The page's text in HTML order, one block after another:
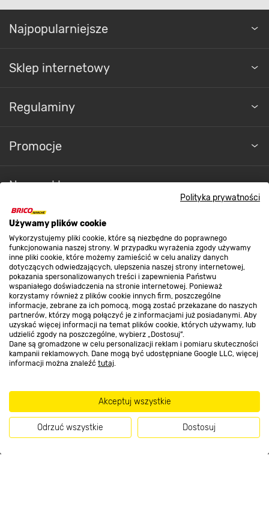
Polityka prywatności
Używamy plików cookie
Wykorzystujemy pliki cookie, które są niezbędne do poprawnego
funkcjonowania naszej strony. W przypadku wyrażenia zgody używamy
inne pliki cookie, które możemy zamieścić w celu analizy danych
dotyczących odwiedzających, ulepszenia naszej strony internetowej,
pokazania spersonalizowanych treści i zapewnienia Państwu
wspaniałego doświadczenia na stronie internetowej. Ponieważ
korzystamy również z plików cookie innych firm, poszczególne
informacje, zebrane za ich pomocą, mogą zostać przekazane do naszych
partnerów, którzy mogą połączyć je z informacjami już posiadanymi. Aby
uzyskać więcej informacji na temat plików cookie, których używamy, lub
udzielić zgody na poszczególne, wybierz „Dostosuj”.
Dane są gromadzone w celu personalizacji reklam i pomiaru skuteczności
kampanii reklamowych. Dane mogą być udostępniane Google LLC, więcej
informacji można znaleźć tutaj.
Akceptuj wszystkie
Odrzuć wszystkie Dostosuj
Najpopularniejsze
Sklep internetowy
Regulaminy
Promocje
Nasze sklepy
O nas
Kontakt do sklepu
Strefa biznesu
Dołącz do nas
Metody płatności